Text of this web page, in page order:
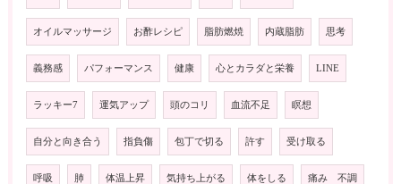
オイルマッサージ お酢レシピ 脂肪燃焼 内蔵脂肪 思考
義務感 パフォーマンス 健康 心とカラダと栄養 LINE
ラッキー7 運気アップ 頭のコリ 血流不足 瞑想
自分と向き合う 指負傷 包丁で切る 許す 受け取る
呼吸 肺 体温上昇 気持ち上がる 体をしる 痛み 不調